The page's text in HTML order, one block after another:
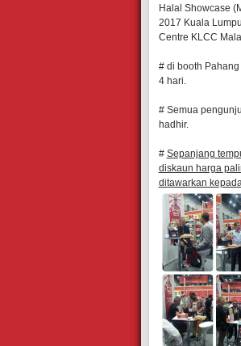
Halal Showcase
2017 Kuala
Centre KLCC
# di booth
4 hari.
# Semua
hadhir.
# Sepanjang
diskaun harga
ditawarkan